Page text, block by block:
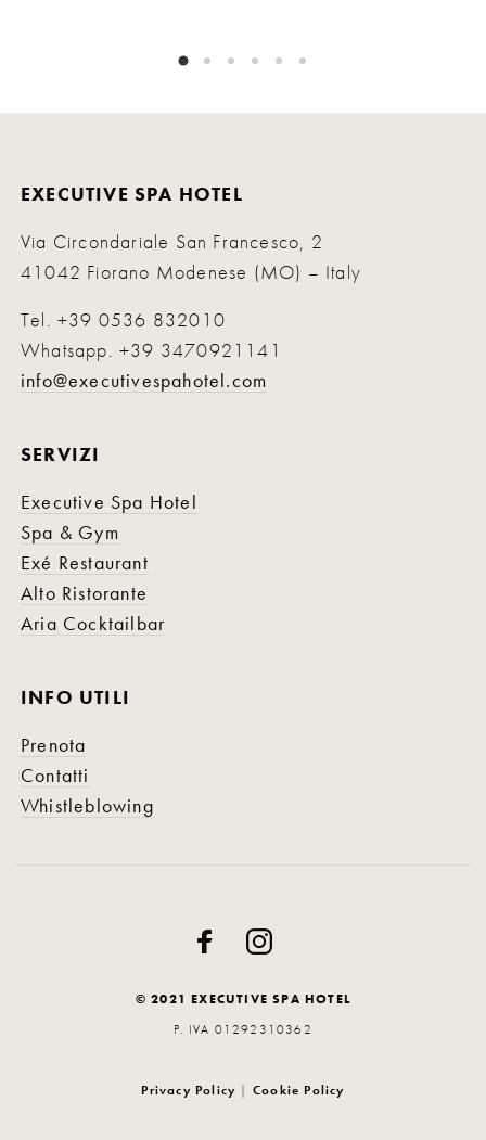
EXECUTIVE SPA HOTEL
Via Circondariale San Francesco, 2
41042 Fiorano Modenese (MO) – Italy
Tel. +39 0536 832010
Whatsapp. +39 3470921141
info@executivespahotel.com
SERVIZI
Executive Spa Hotel
Spa & Gym
Exé Restaurant
Alto Ristorante
Aria Cocktailbar
INFO UTILI
Prenota
Contatti
Whistleblowing
© 2021 EXECUTIVE SPA HOTEL
P. IVA 01292310362
Privacy Policy | Cookie Policy